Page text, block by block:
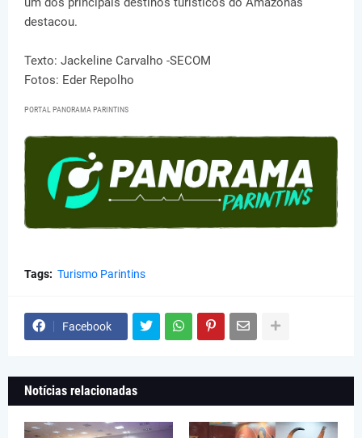
destacou.
Texto: Jackeline Carvalho -SECOM
Fotos: Eder Repolho
PORTAL PANORAMA PARINTINS
Tags: Turismo Parintins
Facebook
Notícias relacionadas